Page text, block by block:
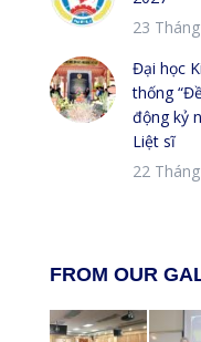
23
Đại học
thống
động kỷ
Liệt sĩ
22
FROM OUR